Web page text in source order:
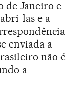
de Janeiro e
las e a
enviada a
não é
a